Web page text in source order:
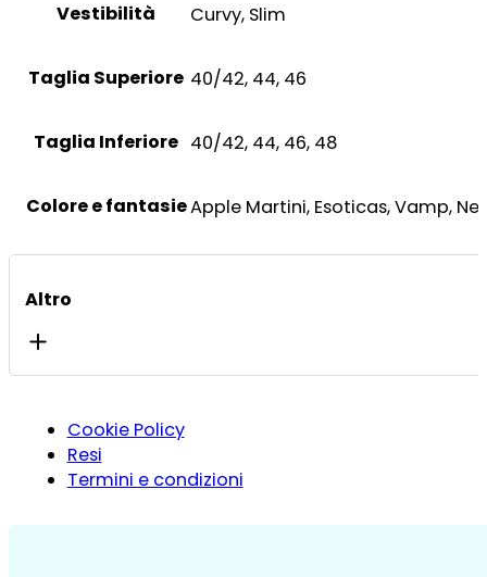
Vestibilità Curvy, Slim
Taglia Superiore 40/42, 44, 46
Taglia Inferiore 40/42, 44, 46, 48
Colore e fantasieApple Martini, Esoticas, Vamp,
Altro
Cookie Policy
Resi
Termini e condizioni